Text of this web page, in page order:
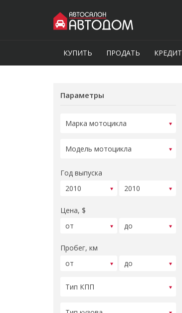
КУПИТЬ ПРОДАТЬ КРЕДИТ
Параметры
Год выпуска
Цена, $
Пробег, км